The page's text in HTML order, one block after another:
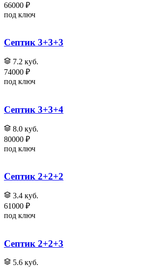
66000 ₽
под ключ
Септик 3+3+3
7.2 куб.
74000 ₽
под ключ
Септик 3+3+4
8.0 куб.
80000 ₽
под ключ
Септик 2+2+2
3.4 куб.
61000 ₽
под ключ
Септик 2+2+3
5.6 куб.